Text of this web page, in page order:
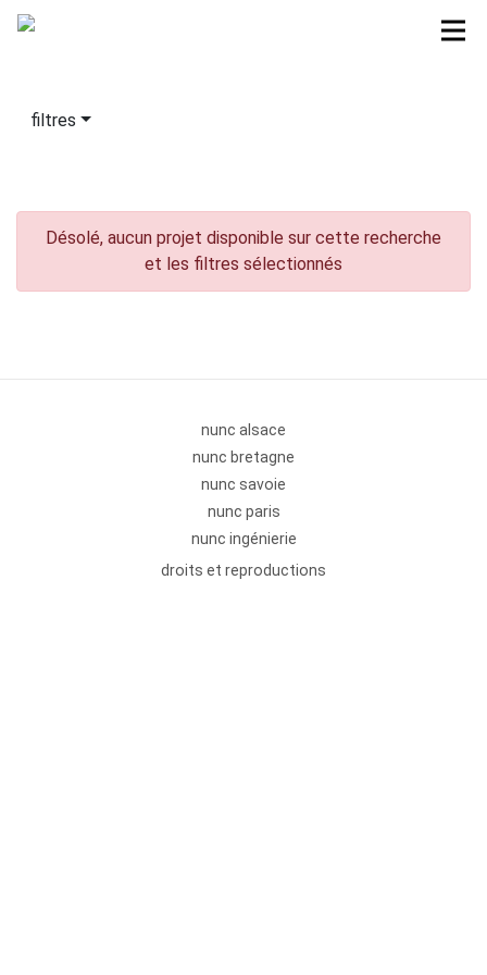
filtres
Désolé, aucun projet disponible sur cette recherche
et les filtres sélectionnés
nunc alsace
nunc bretagne
nunc savoie
nunc paris
nunc ingénierie
droits et reproductions